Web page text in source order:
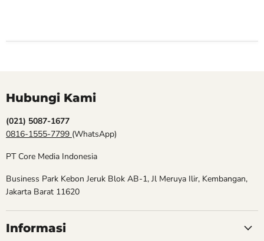
Hubungi Kami
(021) 5087-1677
0816-1555-7799 (WhatsApp)
PT Core Media Indonesia
Business Park Kebon Jeruk Blok AB-1, Jl Meruya Ilir, Kembangan,
Jakarta Barat 11620
Informasi